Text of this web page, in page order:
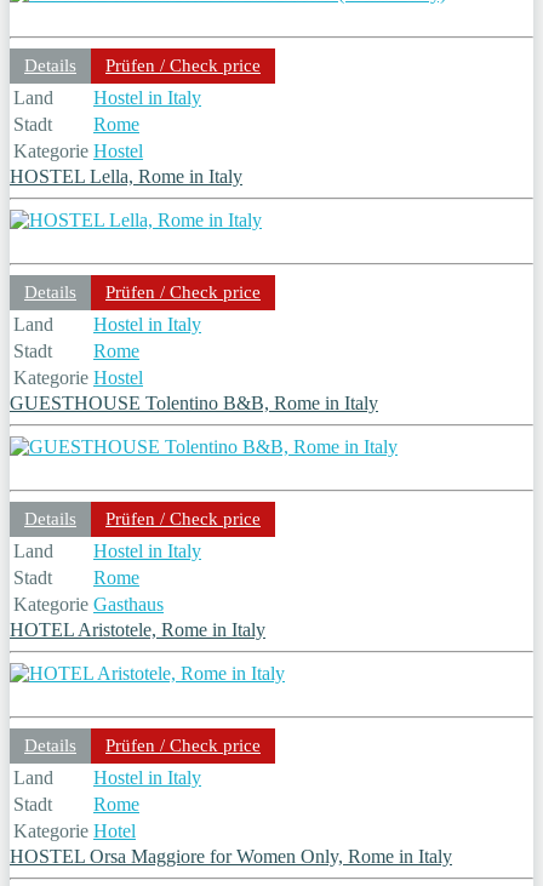
Details Prüfen / Check price
Land
Hostel in Italy
Stadt
Rome
Kategorie Hostel
HOSTEL Lella, Rome in Italy
Details Prüfen / Check price
Land
Hostel in Italy
Stadt
Rome
Kategorie Hostel
GUESTHOUSE Tolentino B&B, Rome in Italy
Details Prüfen / Check price
Land
Hostel in Italy
Stadt
Rome
Kategorie Gasthaus
HOTEL Aristotele, Rome in Italy
Details Prüfen / Check price
Land
Hostel in Italy
Stadt
Rome
Kategorie Hotel
HOSTEL Orsa Maggiore for Women Only, Rome in Italy